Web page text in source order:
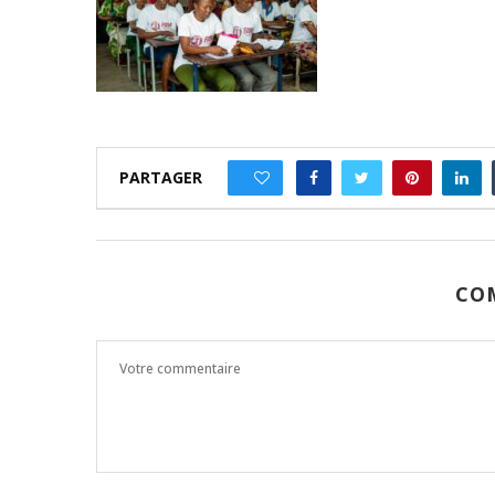
PARTAGER